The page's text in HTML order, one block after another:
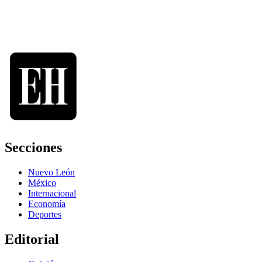
Secciones
Nuevo León
México
Internacional
Economía
Deportes
Editorial